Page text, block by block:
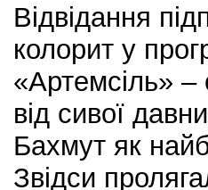
Відвідання
колорит у
«Артемсіль»
від сивої
Бахмут як
Звідси